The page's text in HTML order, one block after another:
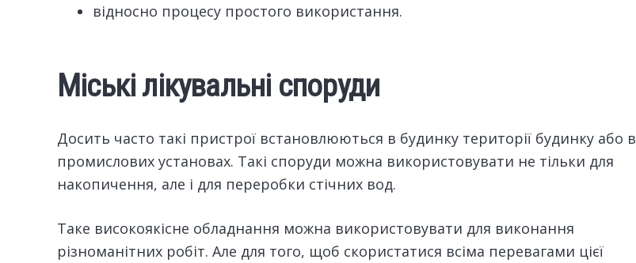
відносно процесу простого використання.
Міські лікувальні споруди
Досить часто такі пристрої встановлюються в будинку території будинку або в
промислових установах. Такі споруди можна використовувати не тільки для
накопичення, але і для переробки стічних вод.
Таке високоякісне обладнання можна використовувати для виконання
різноманітних робіт. Але для того, щоб скористатися всіма перевагами цієї